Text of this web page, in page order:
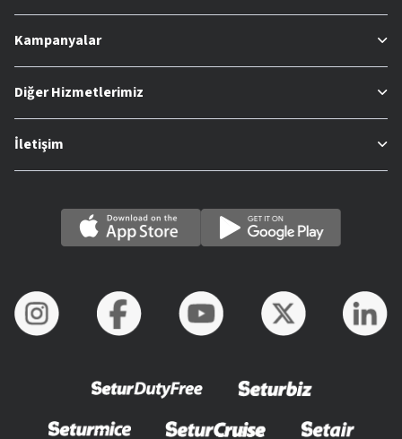
Kampanyalar
Diğer Hizmetlerimiz
İletişim